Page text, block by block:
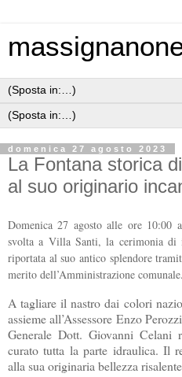
domenica 27 agosto 2023
La Fontana storica
al suo originario
Domenica 27 agosto alle ore
svolta a Villa Santi, la cerimonia di
riportata al suo antico splendore
merito dell’Amministrazione comunale.
A tagliare il nastro dai colori
assieme all’Assessore Enzo
Generale Dott. Giovanni Celani
curato tutta la parte idraulica. Il
alla sua originaria bellezza